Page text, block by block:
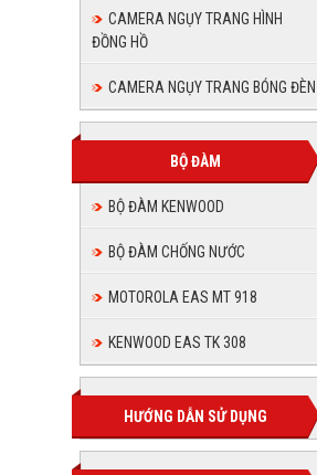
CAMERA NGỤY TRANG HÌNH
ĐỒNG HỒ
CAMERA NGỤY TRANG BÓNG ĐÈN
BỘ ĐÀM
BỘ ĐÀM KENWOOD
BỘ ĐÀM CHỐNG NƯỚC
MOTOROLA EAS MT 918
KENWOOD EAS TK 308
HƯỚNG DẪN SỬ DỤNG